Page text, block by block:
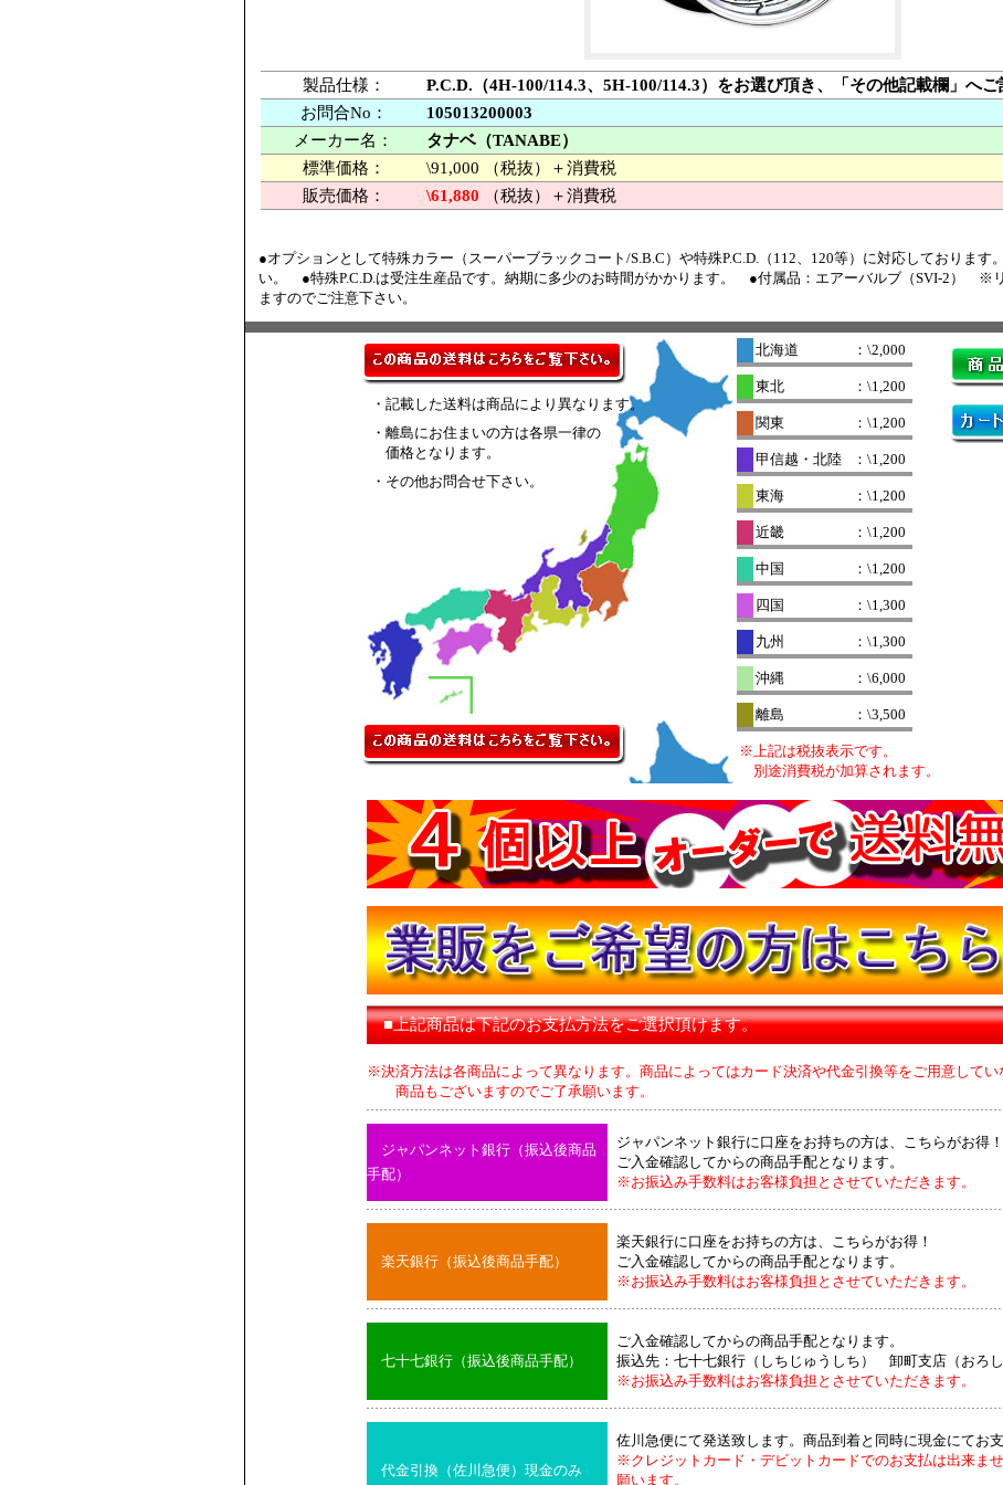
製品仕様：
P.C.D.（4H-100/114.3、5H-100/114.3）をお選び頂き、「その他記載欄」へご
お問合No：
105013200003
メーカー名：
タナベ（TANABE）
標準価格：
\91,000 （税抜）＋消費税
販売価格：
\61,880 （税抜）＋消費税
●オプションとして特殊カラー（スーパーブラックコート/S.B.C）や特殊P.C.D.（112、120等）に対応しております
い。 ●特殊P.C.D.は受注生産品です。納期に多少のお時間がかかります。 ●付属品：エアーバルブ（SVI-2） ※
ますのでご注意下さい。
・記載した送料は商品により異なります。
・離島にお住まいの方は各県一律の
価格となります。
・その他お問合せ下さい。
北海道 ：\2,000
東北 ：\1,200
関東 ：\1,200
甲信越・北陸 ：\1,200
東海 ：\1,200
近畿 ：\1,200
中国 ：\1,200
四国 ：\1,300
九州 ：\1,300
沖縄 ：\6,000
離島 ：\3,500
※上記は税抜表示です。
別途消費税が加算されます。
■上記商品は下記のお支払方法をご選択頂けます。
※決済方法は各商品によって異なります。商品によってはカード決済や代金引換等をご用意してい
商品もございますのでご了承願います。
ジャパンネット銀行（振込後商品
手配）
ジャパンネット銀行に口座をお持ちの方は、こちらがお得！
ご入金確認してからの商品手配となります。
※お振込み手数料はお客様負担とさせていただきます。
楽天銀行（振込後商品手配）
楽天銀行に口座をお持ちの方は、こちらがお得！
ご入金確認してからの商品手配となります。
※お振込み手数料はお客様負担とさせていただきます。
七十七銀行（振込後商品手配）
ご入金確認してからの商品手配となります。
振込先：七十七銀行（しちじゅうしち） 卸町支店（おろし
※お振込み手数料はお客様負担とさせていただきます。
代金引換（佐川急便）現金のみ
佐川急便にて発送致します。商品到着と同時に現金にてお支
※クレジットカード・デビットカードでのお支払は出来ま
願います。